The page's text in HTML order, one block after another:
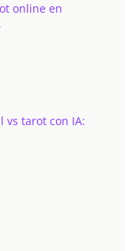
online en
vs tarot con IA: